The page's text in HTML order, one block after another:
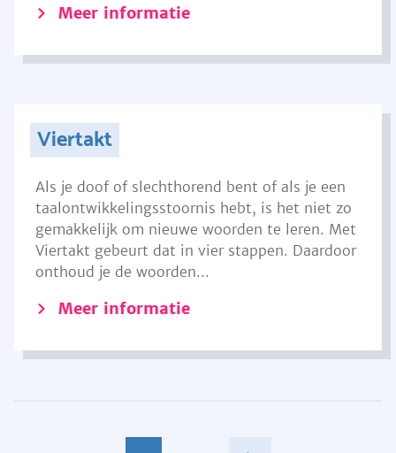
Meer informatie
Viertakt
Als je doof of slechthorend bent of als je een
taalontwikkelingsstoornis hebt, is het niet zo
gemakkelijk om nieuwe woorden te leren. Met
Viertakt gebeurt dat in vier stappen. Daardoor
onthoud je de woorden...
Meer informatie